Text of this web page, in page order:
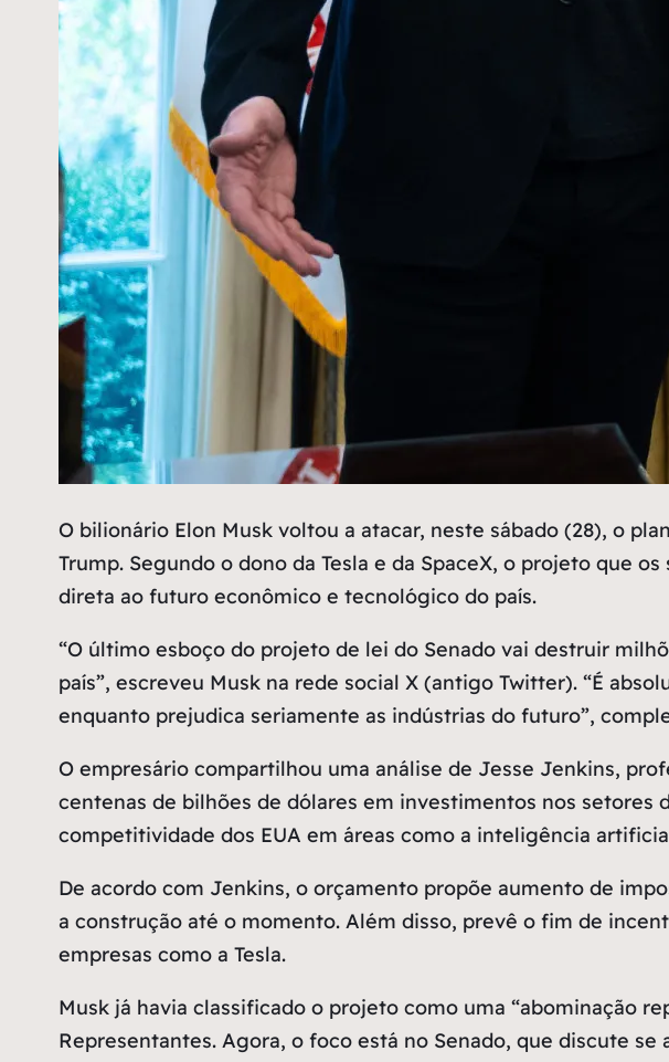
Obilionário Elon Musk voltou a atacar, neste sábado (28), o
Trump. Segundo o dono da Tesla e da SpaceX, o projeto que
direta ao futuro econômico e tecnológico do país.
“O último esboço do projeto de lei do Senado vai destruir
país”, escreveu Musk na rede social X (antigo Twitter). “É
enquanto prejudica seriamente as indústrias do futuro”,
O empresário compartilhou uma análise de Jesse Jenkins,
centenas de bilhões de dólares em investimentos nos
competitividade dos EUA em áreas como a inteligência
De acordo com Jenkins, o orçamento propõe aumento de
a construção até o momento. Além disso, prevê o fim de
empresas como a Tesla.
Musk já havia classificado o projeto como uma “abominação
Representantes. Agora, o foco está no Senado, que discute